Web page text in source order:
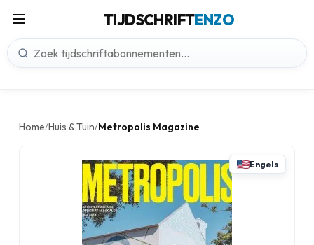
TIJDSCHRIFTENZO
Home/Huis & Tuin/Metropolis Magazine
Engels